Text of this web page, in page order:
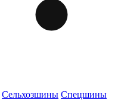
Сельхозшины Спецшины